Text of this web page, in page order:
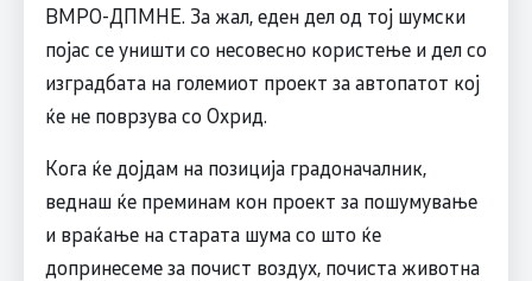
ВМРО-ДПМНЕ. За жал, еден дел од тој шумски
појас се уништи со несовесно користење и дел со
изградбата на големиот проект за автопатот кој
ќе не поврзува со Охрид.
Кога ќе дојдам на позиција градоначалник,
веднаш ќе преминам кон проект за пошумување
и враќање на старата шума со што ќе
допринесеме за почист воздух, почиста животна